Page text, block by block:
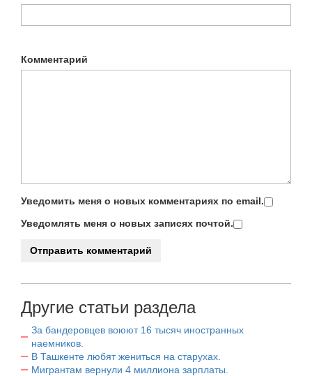
Комментарий
Уведомить меня о новых комментариях по email.
Уведомлять меня о новых записях почтой.
Другие статьи раздела
За бандеровцев воюют 16 тысяч иностранных
наемников.
В Ташкенте любят жениться на старухах.
Мигрантам вернули 4 миллиона зарплаты.